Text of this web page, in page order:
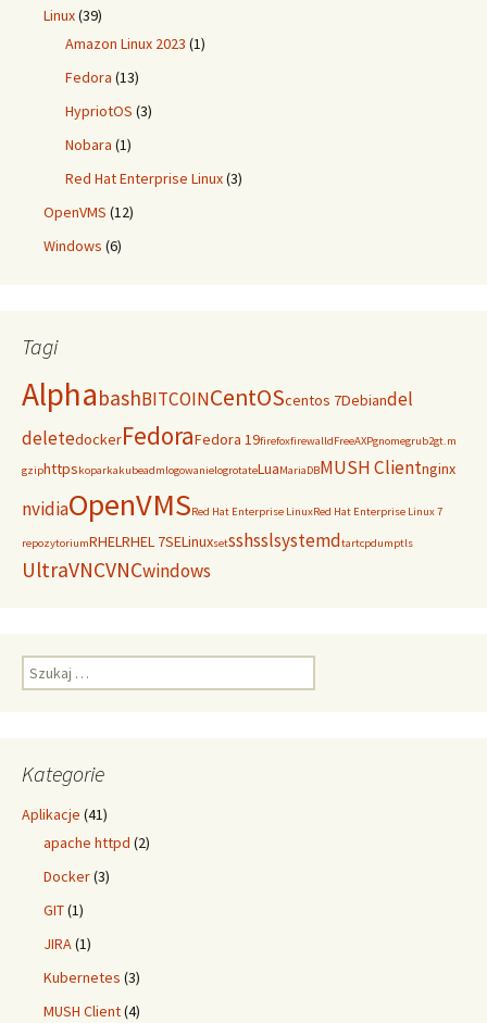
Linux(39)
Amazon Linux 2023 (1)
Fedora (13)
HypriotOS (3)
Nobara (1)
Red Hat Enterprise Linux(3)
OpenVMS (12)
Windows (6)
Tagi
AlphabashBITCOINCentOScentos 7Debiandel
deletedockerFedoraFedora 19firefoxfirewalldFreeAXPgnomegrub2gt.m
gziphttpskoparkakubeadmlogowanielogrotateLuaMariaDBMUSH Clientnginx
nvidiaOpenVMSRed Hat Enterprise LinuxRed Hat Enterprise Linux 7
repozytoriumRHELRHEL 7SELinuxsetsshsslsystemdtartcpdumptls
UltraVNCVNCwindows
Szukaj:
Kategorie
Aplikacje (41)
apache httpd (2)
Docker(3)
GIT(1)
JIRA(1)
Kubernetes (3)
MUSH Client(4)